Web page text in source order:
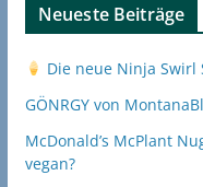
Neueste Beiträge
Die neue Ninja Swirl
GÖNRGY von
McDonald’s McPlant
vegan?